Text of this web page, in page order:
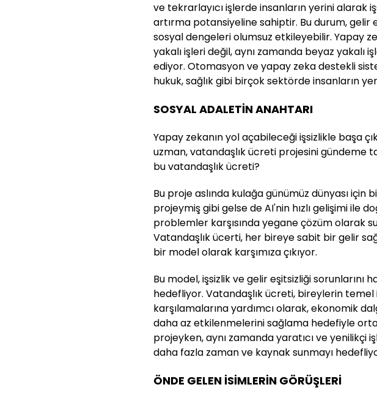
ve tekrarlayıcı işlerde insanların yerini alarak
artırma potansiyeline sahiptir. Bu durum, gelir
sosyal dengeleri olumsuz etkileyebilir. Yapay
yakalı işleri değil, aynı zamanda beyaz yakalı
ediyor. Otomasyon ve yapay zeka destekli
hukuk, sağlık gibi birçok sektörde insanların
SOSYAL ADALETİN ANAHTARI
Yapay zekanın yol açabileceği işsizlikle başa
uzman, vatandaşlık ücreti projesini gündeme
bu vatandaşlık ücreti?
Bu proje aslında kulağa günümüz dünyası için
projeymiş gibi gelse de AI'nin hızlı gelişimi ile
problemler karşısında yegane çözüm olarak
Vatandaşlık ücerti, her bireye sabit bir gelir
bir model olarak karşımıza çıkıyor.
Bu model, işsizlik ve gelir eşitsizliği sorunlarını
hedefliyor. Vatandaşlık ücreti, bireylerin temel
karşılamalarına yardımcı olarak, ekonomik
daha az etkilenmelerini sağlama hedefiyle
projeyken, aynı zamanda yaratıcı ve yenilikçi
daha fazla zaman ve kaynak sunmayı
ÖNDE GELEN İSİMLERİN GÖRÜŞLERİ